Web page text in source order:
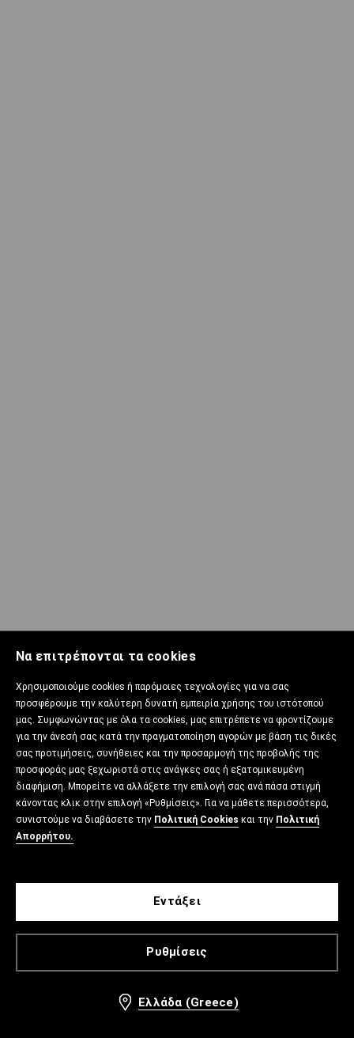
Να επιτρέπονται τα cookies
Χρησιμοποιούμε cookies ή παρόμοιες τεχνολογίες για να σας
προσφέρουμε την καλύτερη δυνατή εμπειρία χρήσης του ιστότοπού
μας. Συμφωνώντας με όλα τα cookies, μας επιτρέπετε να φροντίζουμε
για την άνεσή σας κατά την πραγματοποίηση αγορών με βάση τις δικές
σας προτιμήσεις, συνήθειες και την προσαρμογή της προβολής της
προσφοράς μας ξεχωριστά στις ανάγκες σας ή εξατομικευμένη
διαφήμιση. Μπορείτε να αλλάξετε την επιλογή σας ανά πάσα στιγμή
κάνοντας κλικ στην επιλογή «Ρυθμίσεις». Για να μάθετε περισσότερα,
συνιστούμε να διαβάσετε την Πολιτική Cookies και την Πολιτική
Απορρήτου.
Ρυθμίσεις
Εντάξει
Ελλάδα (Greece)